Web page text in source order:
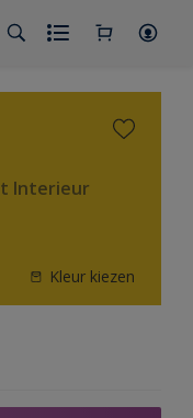
Interieur
Kleur kiezen